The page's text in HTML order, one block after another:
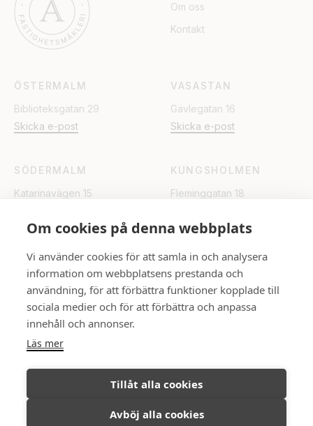
Om cookies på denna webbplats
Vi använder cookies för att samla in och analysera
information om webbplatsens prestanda och
användning, för att förbättra funktioner kopplade till
sociala medier och för att förbättra och anpassa
innehåll och annonser.
Läs mer
Tillåt alla cookies
Avböj alla cookies
Om oss
Kontakt
ÖSTERMALM
Biblioteksgatan 29
Skicka e-post
VASASTAN
Gävlegatan 16
Skicka e-post
SÖDERMALM
Katarinavägen 15
KUNGSHOLMEN
Fleminggatan 18
UPPSALA
Rådhuset
Skicka e-post
FÖLJ OSS